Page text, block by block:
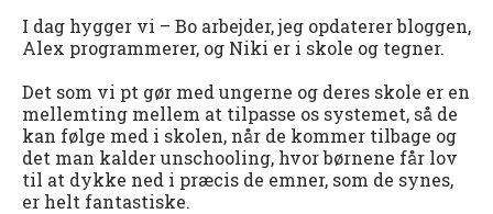
I dag hygger vi – Bo arbejder, jeg opdaterer bloggen,
Alex programmerer, og Niki er i skole og tegner.
Det som vi pt gør med ungerne og deres skole er en
mellemting mellem at tilpasse os systemet, så de
kan følge med i skolen, når de kommer tilbage og
det man kalder unschooling, hvor børnene får lov
til at dykke ned i præcis de emner, som de synes,
er helt fantastiske.